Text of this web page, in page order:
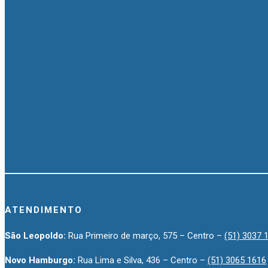
ATENDIMENTO
São Leopoldo: Rua Primeiro de março, 575 – Centro – (51) 3037
Novo Hamburgo: Rua Lima e Silva, 436 – Centro – (51) 3065 1616